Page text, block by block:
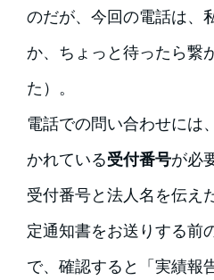
のだが、今回の電話は、
か、ちょっと待ったら繋
た）。
電話での問い合わせには
かれている受付番号が必
受付番号と法人名を伝え
定通知書をお送りする前
で、確認すると「実績報